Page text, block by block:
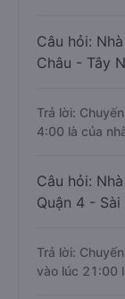
Câu hỏi:
Châu - Tây
Trả lời:
4:00 là của
Câu hỏi:
Quận 4 -
Trả lời:
vào lúc 21:00